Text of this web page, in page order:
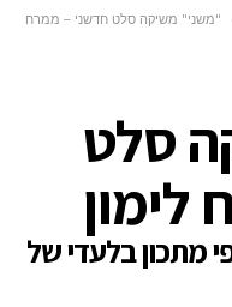
"משני" משיקה סלט חדשני – ממרח
סלט
מתכון בלעדי של